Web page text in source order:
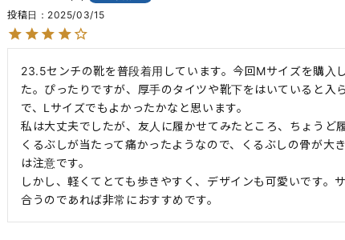
投稿日
2025/03/15
23.5センチの靴を普段着用しています。今回Mサイズを購入
た。ぴったりですが、厚手のタイツや靴下をはいていると入
で、Lサイズでもよかったかなと思います。
私は大丈夫でしたが、友人に履かせてみたところ、ちょうど
くるぶしが当たって痛かったようなので、くるぶしの骨が大
は注意です。
しかし、軽くてとても歩きやすく、デザインも可愛いです。
合うのであれば非常におすすめです。